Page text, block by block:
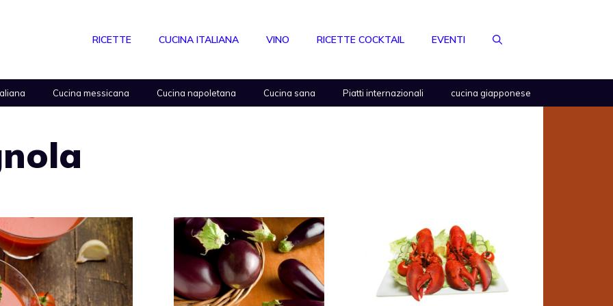
RICETTE CUCINA ITALIANA VINO RICETTE COCKTAIL EVENTI
Cucina messicana Cucina napoletana Cucina sana Piatti internazionali cucina giapponese